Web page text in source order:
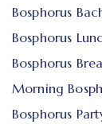
Bosphorus
Bosphorus
Bosphorus
Morning
Bosphorus